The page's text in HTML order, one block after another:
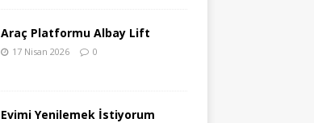
Araç Platformu Albay Lift
17 Nisan 2026 0
Evimi Yenilemek İstiyorum